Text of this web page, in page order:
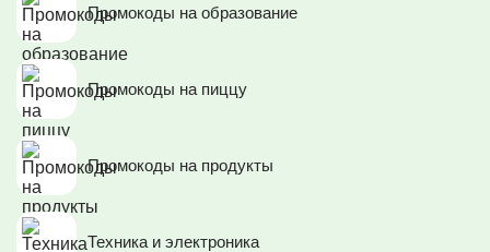
Промокоды на образование
Промокоды на пиццу
Промокоды на продукты
Техника и электроника